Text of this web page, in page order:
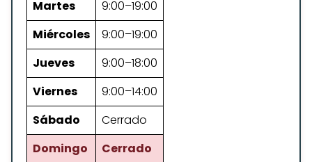
Martes
9:00–19:00
Miércoles
9:00–19:00
Jueves
9:00–18:00
Viernes
9:00–14:00
Sábado
Cerrado
Domingo
Cerrado